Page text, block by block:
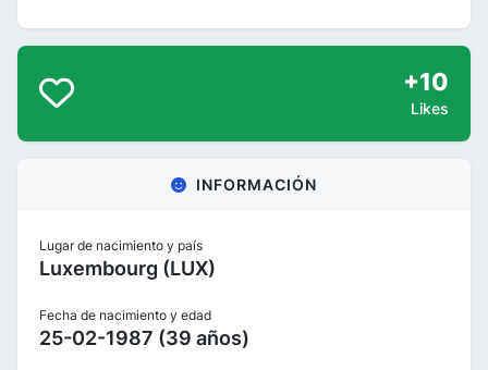
+10
Likes
INFORMACIÓN
Lugar de nacimiento y país
Luxembourg (LUX)
Fecha de nacimiento y edad
25-02-1987 (39 años)